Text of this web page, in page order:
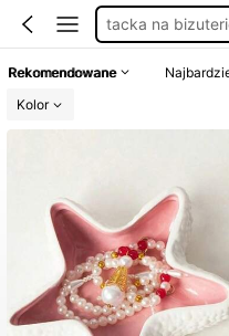
tacka na
pudełko na
Rekomendowane
Kolor